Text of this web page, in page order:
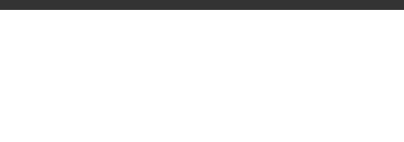
info@fleurie.org